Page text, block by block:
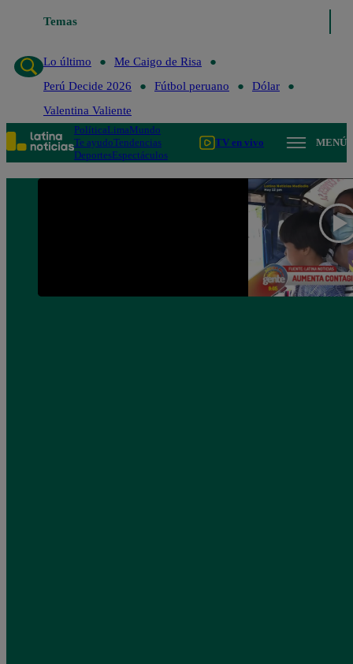
Temas
Lo último
Me Caigo de Risa
Perú Decide 2026
Fútbol peruano
Dólar
Valentina Valiente
PolíticaLimaMundo
Te ayudoTendencias
DeportesEspectáculos
TV en vivo MENÚ